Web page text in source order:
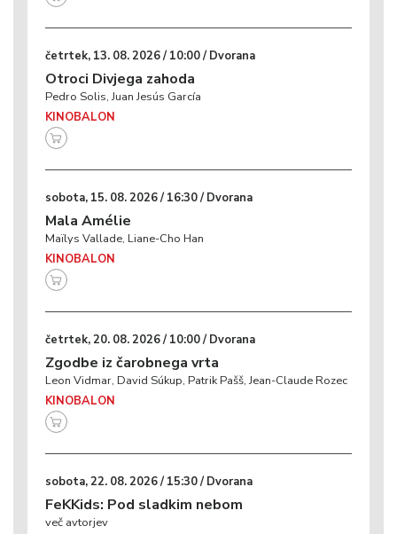
četrtek, 13. 08. 2026 / 10:00 / Dvorana
Otroci Divjega zahoda
Pedro Solis, Juan Jesús García
KINOBALON
sobota, 15. 08. 2026 / 16:30 / Dvorana
Mala Amélie
Maïlys Vallade, Liane-Cho Han
KINOBALON
četrtek, 20. 08. 2026 / 10:00 / Dvorana
Zgodbe iz čarobnega vrta
Leon Vidmar, David Súkup, Patrik Pašš, Jean-Claude Rozec
KINOBALON
sobota, 22. 08. 2026 / 15:30 / Dvorana
FeKKids: Pod sladkim nebom
več avtorjev